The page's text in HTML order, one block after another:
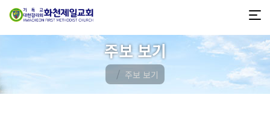
주보 보기
주보 보기